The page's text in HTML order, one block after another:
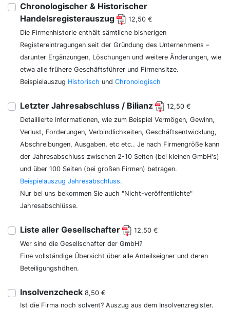
Chronologischer & Historischer
Handelsregisterauszug
12,50 €
Die Firmenhistorie enthält sämtliche bisherigen
Registereintragungen seit der Gründung des Unternehmens –
darunter Ergänzungen, Löschungen und weitere Änderungen, wie
etwa alle frühere Geschäftsführer und Firmensitze.
Beispielauszug Historisch und Chronologisch
Letzter Jahresabschluss / Bilianz
12,50 €
Detaillierte Informationen, wie zum Beispiel Vermögen, Gewinn,
Verlust, Forderungen, Verbindlichkeiten, Geschäftsentwicklung,
Abschreibungen, Ausgaben, etc etc.. Je nach Firmengröße kann
der Jahresabschluss zwischen 2-10 Seiten (bei kleinen GmbH's)
und über 100 Seiten (bei großen Firmen) betragen.
Beispielauszug Jahresabschluss.
Nur bei uns bekommen Sie auch "Nicht-veröffentlichte"
Jahresabschlüsse.
Liste aller Gesellschafter
12,50 €
Wer sind die Gesellschafter der GmbH?
Eine vollständige Übersicht über alle Anteilseigner und deren
Beteiligungshöhen.
Insolvenzcheck 8,50 €
Ist die Firma noch solvent? Auszug aus dem Insolvenzregister.